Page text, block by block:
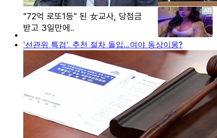
'선관위 특검', 추천 절차 돌입…여야 동상이몽?